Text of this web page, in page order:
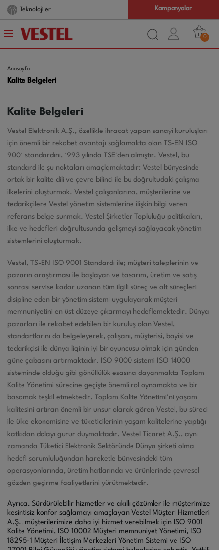
Teknolojiler Kampanyalar
0
Anasayfa
Kalite Belgeleri
Kalite Belgeleri
Vestel Elektronik A.Ş., özellikle ihracat yapan sanayi kuruluşları
için önemli bir rekabet avantajı sağlamakta olan TS-EN ISO
9001 standardını, 1993 yılında TSE'den almıştır. Vestel, bu
standard ile şu noktaları amaçlamaktadır: Vestel bünyesinde
ortak bir kalite dili ve çevre bilinci ile bu doğrultudaki çalışma
ilkelerini oluşturmak. Vestel çalışanlarına, müşterilerine ve
tedarikçilere Vestel yönetim sistemlerine ilişkin bilgi veren
referans belge sunmak. Vestel Şirketler Topluluğu politikaları,
ilke ve hedefleri doğrultusunda gelişmeyi sağlayacak yönetim
sistemlerini oluşturmak.
Vestel, TS-EN ISO 9001 Standardı ile; müşteri taleplerinin ve
pazarın araştırması ile başlayan ve tasarım, üretim ve satış
sonrası servise kadar uzanan tüm ilgili süreç ve alt süreçleri
disipline eden bir yönetim sistemi uygulayarak müşteri
memnuniyetini en üst düzeye çıkarmayı hedeflemektedir. Dünya
pazarları ile rekabet edebilen bir kuruluş olan Vestel,
standartlarını da belgeleyerek, çalışanı, müşterisi, bayisi ve
tedarikçisi ile dünya liginin iyi bir oyuncusu olmak için günden
güne çabasını artırmaktadır. ISO 9000 sistemi ISO 14000
sisteminde olduğu gibi gönüllülük esasına dayanmakta Toplam
Kalite Yönetimi sürecine geçişte önemli rol oynamakta ve bir
basamak teşkil etmektedir. Toplam Kalite Yönetimi’ni yaşam
kalitesini artıran önemli bir unsur olarak gören Vestel, bu süreci
ile ülke ekonomisine ve tüketicilerinin yaşam kalitelerine yaptığı
katkıdan dolayı gurur duymaktadır. Vestel Ticaret A.Ş., aynı
zamanda Tüketici Elektronik Sektöründe Dünya şirketi olma
hedefi sorumluluğundan hareketle bünyesindeki tüm
operasyonlarında, üretim hatlarında ve ürünlerinde çevresel
gözden geçirme faaliyetlerini yürütmektedir.
Ayrıca, Sürdürülebilir hizmetler ve akıllı çözümler ile müşterimize
kesintisiz konfor sağlamayı amaçlayan Vestel Müşteri Hizmetleri
A.Ş., müşterilerimize daha iyi hizmet verebilmek için ISO 9001
Kalite Yönetimi, ISO 10002 Müşteri memnuniyet Yönetimi, ISO
18295-1 Müşteri İletişim Merkezleri Yönetim Sistemi ve ISO